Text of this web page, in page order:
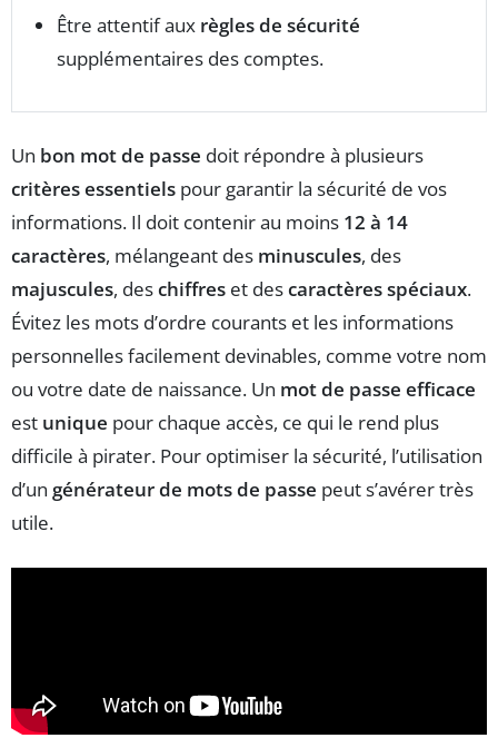
Être attentif aux règles de sécurité
supplémentaires des comptes.
Un bon mot de passe doit répondre à plusieurs
critères essentiels pour garantir la sécurité de vos
informations. Il doit contenir au moins 12 à 14
caractères, mélangeant des minuscules, des
majuscules, deschiffres et descaractères spéciaux.
Évitez les mots d’ordre courants et les informations
personnelles facilement devinables, comme votre nom
ou votre date de naissance. Un mot de passe efficace
est unique pour chaque accès, ce qui le rend plus
difficile à pirater. Pour optimiser la sécurité, l’utilisation
d’un générateur de mots de passe peut s’avérer très
utile.